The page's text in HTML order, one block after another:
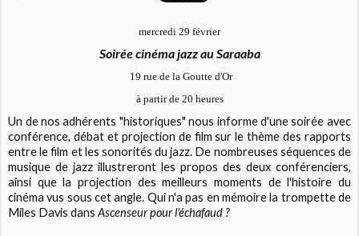
mercredi 29 février
Soirée cinéma jazz au Saraaba
19 rue de la Goutte d'Or
à partir de 20 heures
Un de nos adhérents "historiques" nous informe d'une soirée avec
conférence, débat et projection de film sur le thème des rapports
entre le film et les sonorités du jazz. De nombreuses séquences de
musique de jazz illustreront les propos des deux conférenciers,
ainsi que la projection des meilleurs moments de l'histoire du
cinéma vus sous cet angle. Qui n'a pas en mémoire la trompette de
Miles Davis dansAscenseur pour l'échafaud ?